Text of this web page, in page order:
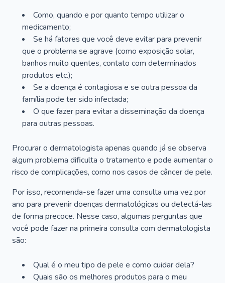
Como, quando e por quanto tempo utilizar o
medicamento;
Se há fatores que você deve evitar para prevenir
que o problema se agrave (como exposição solar,
banhos muito quentes, contato com determinados
produtos etc.);
Se a doença é contagiosa e se outra pessoa da
família pode ter sido infectada;
O que fazer para evitar a disseminação da doença
para outras pessoas.
Procurar o dermatologista apenas quando já se observa
algum problema dificulta o tratamento e pode aumentar o
risco de complicações, como nos casos de câncer de pele.
Por isso, recomenda-se fazer uma consulta uma vez por
ano para prevenir doenças dermatológicas ou detectá-las
de forma precoce. Nesse caso, algumas perguntas que
você pode fazer na primeira consulta com dermatologista
são:
Qual é o meu tipo de pele e como cuidar dela?
Quais são os melhores produtos para o meu